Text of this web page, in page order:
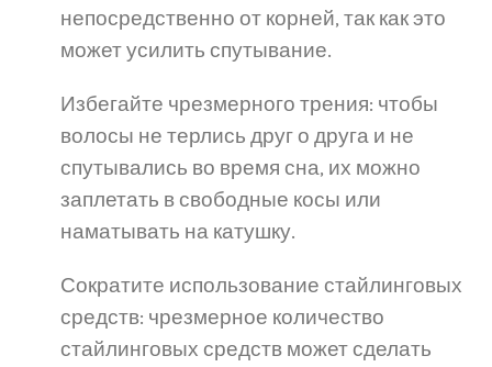
непосредственно от корней, так как это
может усилить спутывание.
Избегайте чрезмерного трения: чтобы
волосы не терлись друг о друга и не
спутывались во время сна, их можно
заплетать в свободные косы или
наматывать на катушку.
Сократите использование стайлинговых
средств: чрезмерное количество
стайлинговых средств может сделать